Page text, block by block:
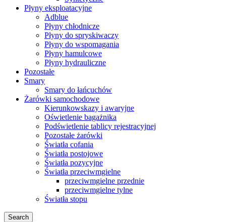
Płyny eksploatacyjne
Adblue
Płyny chłodnicze
Płyny do spryskiwaczy
Płyny do wspomagania
Płyny hamulcowe
Płyny hydrauliczne
Pozostałe
Smary
Smary do łańcuchów
Żarówki samochodowe
Kierunkowskazy i awaryjne
Oświetlenie bagażnika
Podświetlenie tablicy rejestracyjnej
Pozostałe żarówki
Światła cofania
Światła postojowe
Światła pozycyjne
Światła przeciwmgielne
przeciwmgielne przednie
przeciwmgielne tylne
Światła stopu
Search